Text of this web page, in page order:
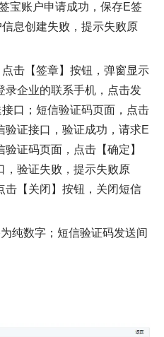
宝账户申请成功，保存E签
息创建失败，提示失败原
击【签章】按钮，弹窗显示
录企业的联系手机，点击发
口；短信验证码页面，点击
验证接口，验证成功，请求E
证码页面，点击【确定】
，验证失败，提示失败原
击【关闭】按钮，关闭短信
纯数字；短信验证码发送间